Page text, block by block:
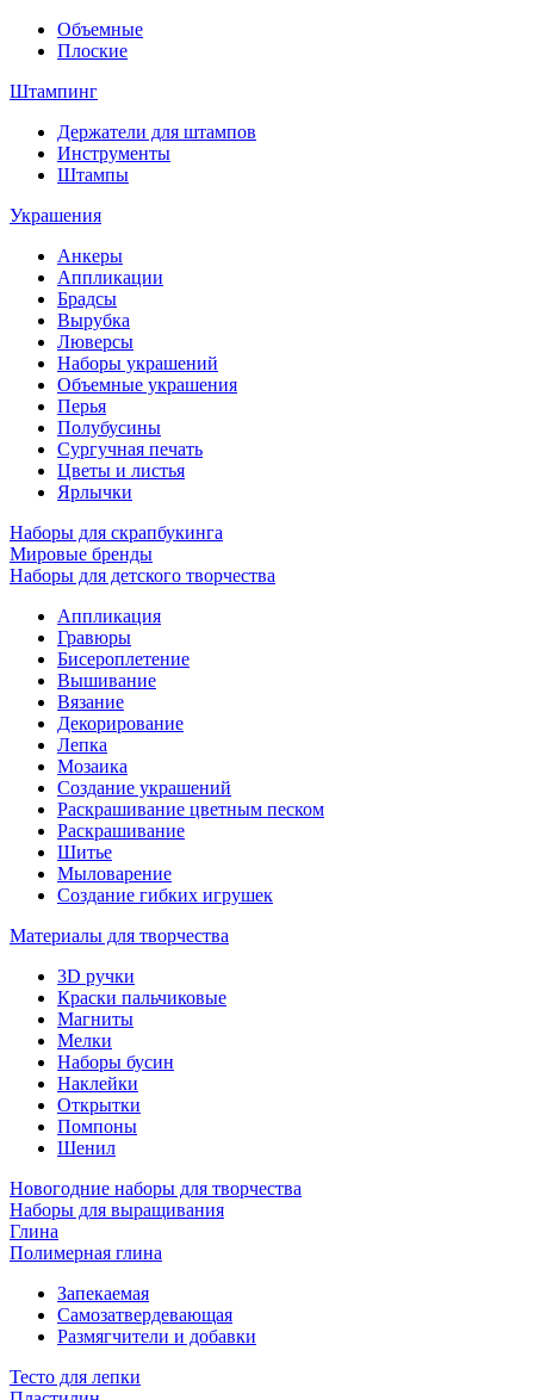
Объемные
Плоские
Штампинг
Держатели для штампов
Инструменты
Штампы
Украшения
Анкеры
Аппликации
Брадсы
Вырубка
Люверсы
Наборы украшений
Объемные украшения
Перья
Полубусины
Сургучная печать
Цветы и листья
Ярлычки
Наборы для скрапбукинга
Мировые бренды
Наборы для детского творчества
Аппликация
Гравюры
Бисероплетение
Вышивание
Вязание
Декорирование
Лепка
Мозаика
Создание украшений
Раскрашивание цветным песком
Раскрашивание
Шитье
Мыловарение
Создание гибких игрушек
Материалы для творчества
3D ручки
Краски пальчиковые
Магниты
Мелки
Наборы бусин
Наклейки
Открытки
Помпоны
Шенил
Новогодние наборы для творчества
Наборы для выращивания
Глина
Полимерная глина
Запекаемая
Самозатвердевающая
Размягчители и добавки
Тесто для лепки